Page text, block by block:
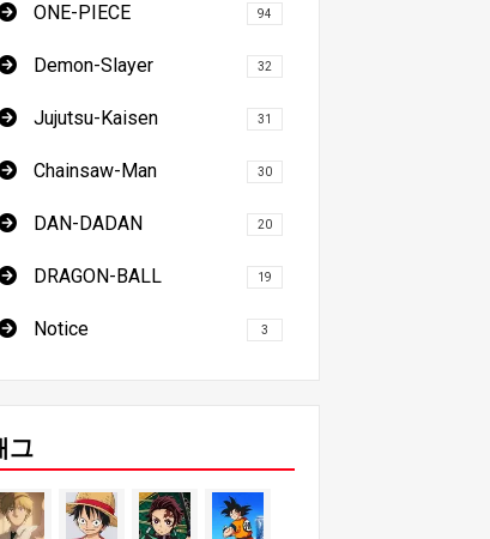
ONE-PIECE 94
Demon-Slayer 32
Jujutsu-Kaisen 31
Chainsaw-Man 30
DAN-DADAN 20
DRAGON-BALL 19
Notice 3
그